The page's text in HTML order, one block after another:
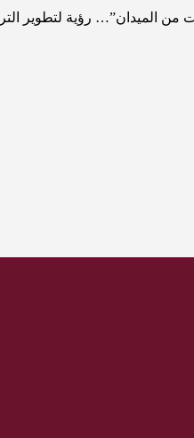
من الميدان”… رؤية لتطوير